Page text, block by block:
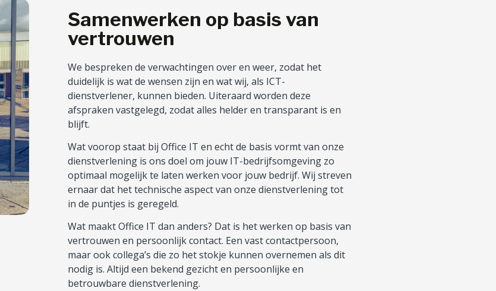
Samenwerken op basis van
vertrouwen
We bespreken de verwachtingen over en weer, zodat het
duidelijk is wat de wensen zijn en wat wij, als ICT-
dienstverlener, kunnen bieden. Uiteraard worden deze
afspraken vastgelegd, zodat alles helder en transparant is en
blijft.
Wat voorop staat bij Office IT en echt de basis vormt van onze
dienstverlening is ons doel om jouw IT-bedrijfsomgeving zo
optimaal mogelijk te laten werken voor jouw bedrijf. Wij streven
ernaar dat het technische aspect van onze dienstverlening tot
in de puntjes is geregeld.
Wat maakt Office IT dan anders? Dat is het werken op basis van
vertrouwen en persoonlijk contact. Een vast contactpersoon,
maar ook collega’s die zo het stokje kunnen overnemen als dit
nodig is. Altijd een bekend gezicht en persoonlijke en
betrouwbare dienstverlening.